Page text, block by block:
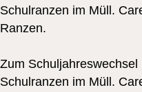
Schulranzen im Müll.
Ranzen.
Zum
Schulranzen im Müll.